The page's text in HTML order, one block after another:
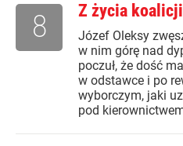
Z życia koalicji
Józef Oleksy
w nim górę nad
poczuł, że dość
w odstawce i po
wyborczym, jaki
pod
8